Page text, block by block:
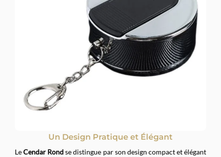
Un Design Pratique et Élégant
LeCendar Rondse distingue par son design compact et élégant